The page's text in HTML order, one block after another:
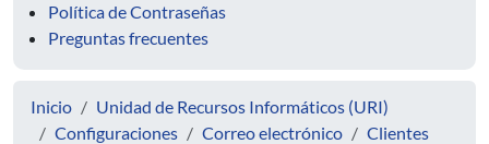
Política de Contraseñas
Preguntas frecuentes
Inicio
Unidad de Recursos Informáticos (URI)
Configuraciones
Correo electrónico Clientes